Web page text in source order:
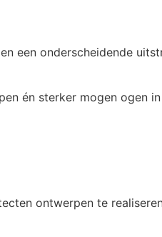
een onderscheidende
én sterker mogen ogen
ontwerpen te